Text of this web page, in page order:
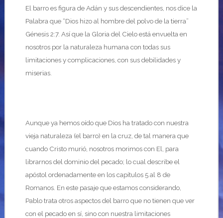
El barro es figura de Adán y sus descendientes, nos dice la
Palabra que “Dios hizo al hombre del polvo de la tierra”
Génesis 2:7. Así que la Gloria del Cielo está envuelta en
nosotros por la naturaleza humana con todas sus
limitaciones y complicaciones, con sus debilidades y
miserias.
Aunque ya hemos oído que Dios ha tratado con nuestra
vieja naturaleza (el barro) en la cruz, de tal manera que
cuando Cristo murió, nosotros morimos con El, para
librarnos del dominio del pecado; lo cual describe el
apóstol ordenadamente en los capítulos 5 al 8 de
Romanos. En este pasaje que estamos considerando,
Pablo trata otros aspectos del barro que no tienen que ver
con el pecado en sí, sino con nuestra limitaciones